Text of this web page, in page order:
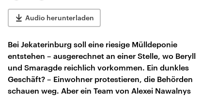
Audio herunterladen
Bei Jekaterinburg soll eine riesige Mülldeponie
entstehen – ausgerechnet an einer Stelle, wo Beryll
und Smaragde reichlich vorkommen. Ein dunkles
Geschäft? – Einwohner protestieren, die Behörden
schauen weg. Aber ein Team von Alexei Nawalnys